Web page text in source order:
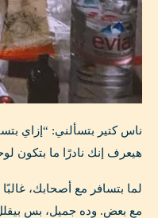
ناس كتير بتسألني: “إزاي
هيعرف إنك نادرًا ما بتكون
لما بتسافر مع أصحابك،
مع بعض. وده جميل، بس